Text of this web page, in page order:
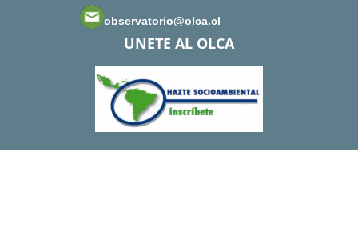
observatorio@olca.cl
UNETE AL OLCA